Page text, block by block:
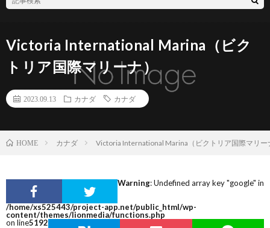
Victoria International Marina（ビク
トリア国際マリーナ）
2023.09.13 カナダ カナダ
HOME カナダ Victoria International Marina（ビクトリア国際マリー
Warning: Undefined array key "google" in
/home/xs525443/project-app.net/public_html/wp-
content/themes/lionmedia/functions.php
on line5192